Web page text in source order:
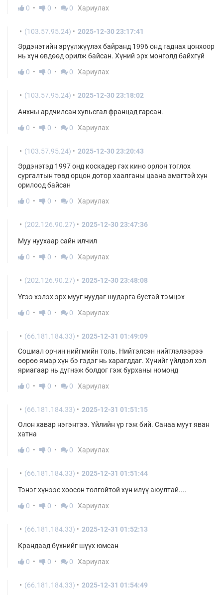
0
0 0 Хариулах
(103.57.95.24)
2025-12-30 23:17:41
Эрдэнэтийн эрүүлжүүлэх байранд 1996 онд гаднах цонхоор
нь хүн өвдөөд орилж байсан. Хүний эрх монголд байхгүй
0
0 0 Хариулах
(103.57.95.24) 2025-12-30 23:18:02
Анхны ардчилсан хувьсгал францад гарсан.
0
0 0 Хариулах
(103.57.95.24)
2025-12-30 23:20:43
Эрдэнэтэд 1997 онд коскадер гэх кино орлон тоглох
сургалтын төвд орцон дотор хаалганы цаана эмэгтэй хүн
орилоод байсан
0
0 0 Хариулах
(202.126.90.27) 2025-12-30 23:47:36
Муу нуухаар сайн илчил
0
0 0 Хариулах
(202.126.90.27) 2025-12-30 23:48:08
Үгээ хэлэх эрх мууг нуудаг шударга бустай тэмцэх
0
0 0 Хариулах
(66.181.184.33)
2025-12-31 01:49:09
Сошиал орчин нийгмийн толь. Нийтэлсэн нийтлэлээрээ
өөрөө ямар хүн бэ гэдэг нь харагддаг. Хүнийг үйлдэл хэл
яриагаар нь дүгнэж болдог гэж бурханы номонд
0
0 0 Хариулах
(66.181.184.33)
2025-12-31 01:51:15
Олон хавар нэгэнтээ. Үйлийн үр гэж бий. Санаа муут яван
хатна
0
0 0 Хариулах
(66.181.184.33) 2025-12-31 01:51:44
Тэнэг хүнээс хоосон толгойтой хүн илүү аюултай....
0
0 0 Хариулах
(66.181.184.33) 2025-12-31 01:52:13
Крандаад бүхнийг шүүх юмсан
0
0 0 Хариулах
(66.181.184.33) 2025-12-31 01:54:49